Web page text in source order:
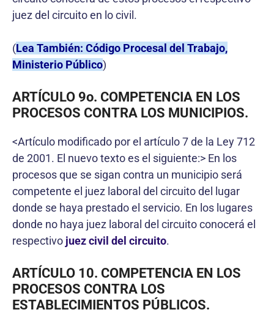
juez del circuito en lo civil.
(Lea También: Código Procesal del Trabajo,
Ministerio Público)
ARTÍCULO 9o. COMPETENCIA EN LOS
PROCESOS CONTRA LOS MUNICIPIOS.
<Artículo modificado por el artículo 7 de la Ley 712
de 2001. El nuevo texto es el siguiente:> En los
procesos que se sigan contra un municipio será
competente el juez laboral del circuito del lugar
donde se haya prestado el servicio. En los lugares
donde no haya juez laboral del circuito conocerá el
respectivo juez civil del circuito.
ARTÍCULO 10. COMPETENCIA EN LOS
PROCESOS CONTRA LOS
ESTABLECIMIENTOS PÚBLICOS.